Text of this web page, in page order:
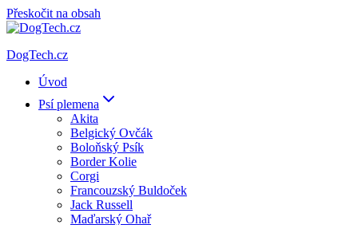
Přeskočit na obsah
DogTech.cz
Úvod
Psí plemena
Akita
Belgický Ovčák
Boloňský Psík
Border Kolie
Corgi
Francouzský Buldoček
Jack Russell
Maďarský Ohař